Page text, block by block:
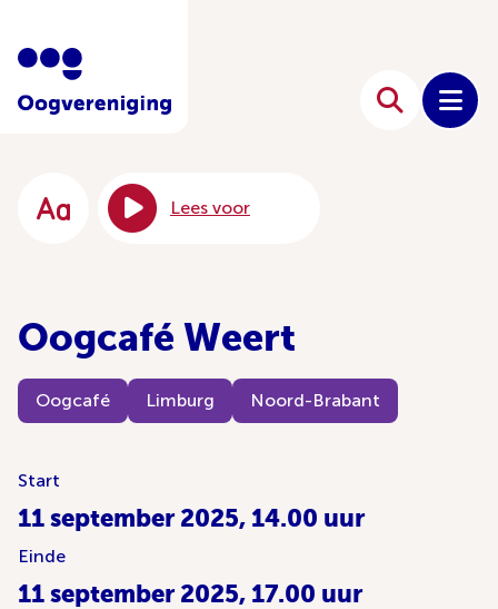
Lees voor
Oogcafé Weert
Oogcafé Limburg Noord-Brabant
Start
11 september 2025, 14.00 uur
Einde
11 september 2025, 17.00 uur